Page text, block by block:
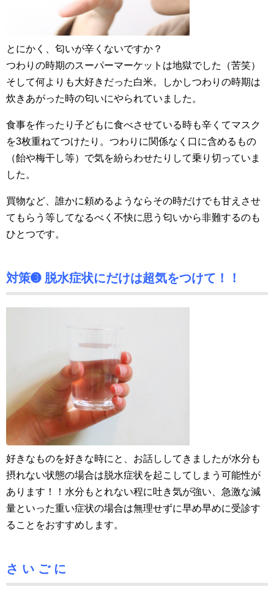
とにかく、匂いが辛くないですか？
つわりの時期のスーパーマーケットは地獄でした（苦笑）
そして何よりも大好きだった白米。しかしつわりの時期は
炊きあがった時の匂いにやられていました。
食事を作ったり子どもに食べさせている時も辛くてマスク
を3枚重ねてつけたり。つわりに関係なく口に含めるもの
（飴や梅干し等）で気を紛らわせたりして乗り切っていま
した。
買物など、誰かに頼めるようならその時だけでも甘えさせ
てもらう等してなるべく不快に思う匂いから非難するのも
ひとつです。
対策➌ 脱水症状にだけは超気をつけて！！
好きなものを好きな時にと、お話ししてきましたが水分も
摂れない状態の場合は脱水症状を起こしてしまう可能性が
あります！！水分もとれない程に吐き気が強い、急激な減
量といった重い症状の場合は無理せずに早め早めに受診す
ることをおすすめします。
さ い ご に